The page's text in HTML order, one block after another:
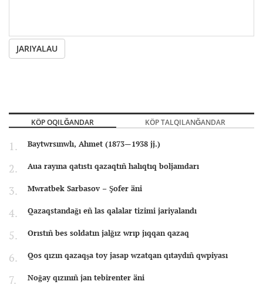
JARIYALAU
KÖP OQILĞANDAR KÖP TALQILANĞANDAR
Baytwrsınwlı, Ahmet (1873—1938 jj.)
Aua rayına qatıstı qazaqtıñ halıqtıq boljamdarı
Mwratbek Sarbasov – Şofer äni
Qazaqstandağı eñ las qalalar tizimi jariyalandı
Orıstıñ bes soldatın jalğız wrıp jıqqan qazaq
Qos qızın qazaqşa toy jasap wzatqan qıtaydıñ qwpiyası
Noğay qızınıñ jan tebirenter äni